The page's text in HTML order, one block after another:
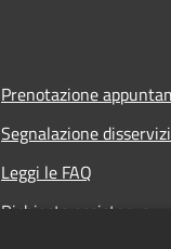
Prenotazione
Segnalazione
Leggi le FAQ
Richiesta assistenza